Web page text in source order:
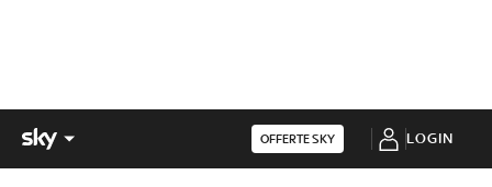
OFFERTE SKY LOGIN